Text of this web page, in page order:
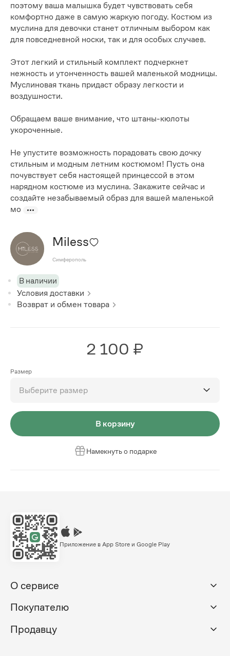
поэтому ваша малышка будет чувствовать себя
комфортно даже в самую жаркую погоду. Костюм из
муслина для девочки станет отличным выбором как
для повседневной носки, так и для особых случаев.
Этот легкий и стильный комплект подчеркнет
нежность и утонченность вашей маленькой модницы.
Муслиновая ткань придаст образу легкости и
воздушности.
Обращаем ваше внимание, что штаны-кюлоты
укороченные.
Не упустите возможность порадовать свою дочку
стильным и модным летним костюмом! Пусть она
почувствует себя настоящей принцессой в этом
нарядном костюме из муслина. Закажите сейчас и
создайте незабываемый образ для вашей маленькой
мо
Miless
Симферополь
В наличии
Условия доставки
Возврат и обмен товара
2 100 ₽
Размер
Выберите размер
В корзину
Намекнуть о подарке
Приложение в App Store и Google Play
О сервисе
Покупателю
Продавцу